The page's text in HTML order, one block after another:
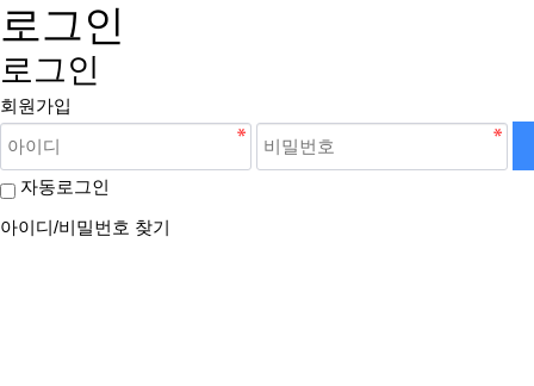
로그인
로그인
회원가입
자동로그인
아이디/비밀번호 찾기